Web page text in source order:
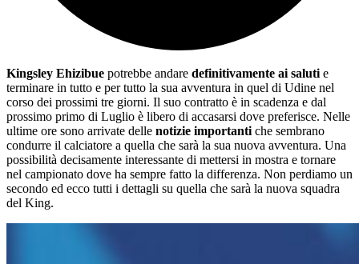
Kingsley Ehizibue potrebbe andare definitivamente ai saluti e
terminare in tutto e per tutto la sua avventura in quel di Udine nel
corso dei prossimi tre giorni. Il suo contratto è in scadenza e dal
prossimo primo di Luglio è libero di accasarsi dove preferisce. Nelle
ultime ore sono arrivate delle notizie importanti che sembrano
condurre il calciatore a quella che sarà la sua nuova avventura. Una
possibilità decisamente interessante di mettersi in mostra e tornare
nel campionato dove ha sempre fatto la differenza. Non perdiamo un
secondo ed ecco tutti i dettagli su quella che sarà la nuova squadra
del King.